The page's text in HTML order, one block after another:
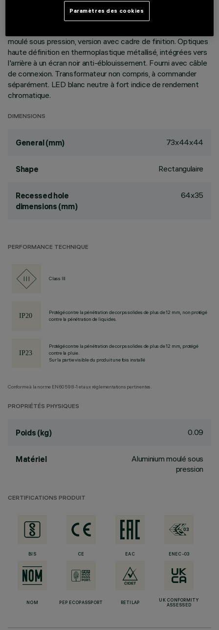
appareil miniaturisé à encastrer rectangulaire à 2 éléments
optiques avec sources LED - optiques fixes - ouverture
moulé sous pression, version avec cadre de finition. Optiques
haute définition en thermoplastique métallisé, intégrées vers
l'arrière à un écran noir anti-éblouissement. Fourni avec câble
de connexion. Transformateur non compris, à commander
séparément. LED blanc neutre à fort indice de rendement
chromatique.
DIMENSIONS
General (mm) 73x44x44
Shape Rectangulaire
Recessed hole
dimensions (mm)
64x35
PERFORMANCE TECHNIQUE
Class III
Protégé contre la pénétration de corps solides de plus de 12 mm, non protégé
contre la pénétration de liquides.
Protégé contre la pénétration de corps solides de plus de 12 mm, protégé
contre la pluie.
Sur la partie visible du produit une fois installé
Conforme à la norme EN60598-1 et aux réglementations pertinentes.
PROPRIÉTÉS PHYSIQUES
Poids (kg) 0.09
Matériel
Aluminium moulé sous
pression
CERTIFICATIONS PRODUIT
BIS CE EAC ENEC-03
NOM PEP ECOPASSPORT RETILAP
UK CONFORMITY
ASSESSED
Paramètres des cookies